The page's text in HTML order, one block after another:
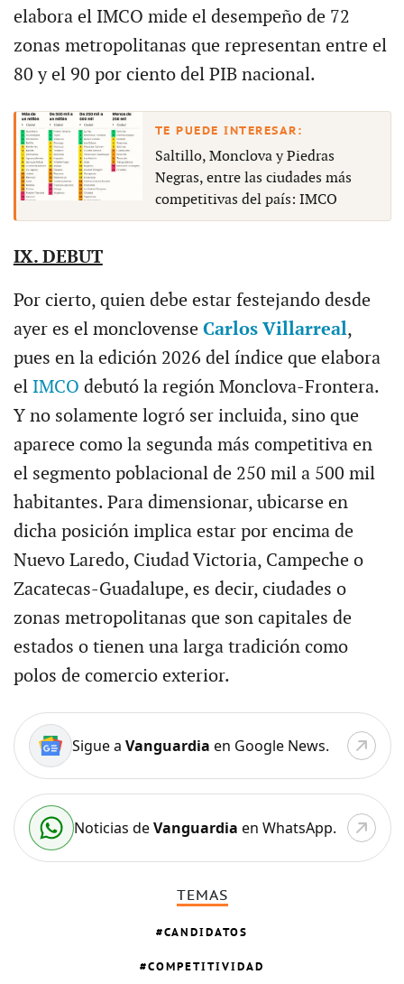
elabora el IMCO mide el desempeño de 72
zonas metropolitanas que representan entre el
80 y el 90 por ciento del PIB nacional.
Saltillo, Monclova y Piedras
Negras, entre las ciudades más
competitivas del país: IMCO
IX. DEBUT
Por cierto, quien debe estar festejando desde
ayer es el monclovense Carlos Villarreal,
pues en la edición 2026 del índice que elabora
el IMCO debutó la región Monclova-Frontera.
Y no solamente logró ser incluida, sino que
aparece como la segunda más competitiva en
el segmento poblacional de 250 mil a 500 mil
habitantes. Para dimensionar, ubicarse en
dicha posición implica estar por encima de
Nuevo Laredo, Ciudad Victoria, Campeche o
Zacatecas-Guadalupe, es decir, ciudades o
zonas metropolitanas que son capitales de
estados o tienen una larga tradición como
polos de comercio exterior.
Sigue a Vanguardia en Google News.
Noticias deVanguardia en WhatsApp.
TEMAS
CANDIDATOS
COMPETITIVIDAD